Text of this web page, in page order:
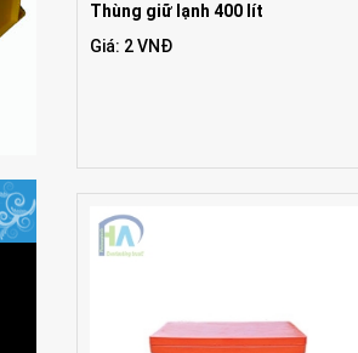
Thùng giữ lạnh 400 lít
Giá: 2 VNĐ